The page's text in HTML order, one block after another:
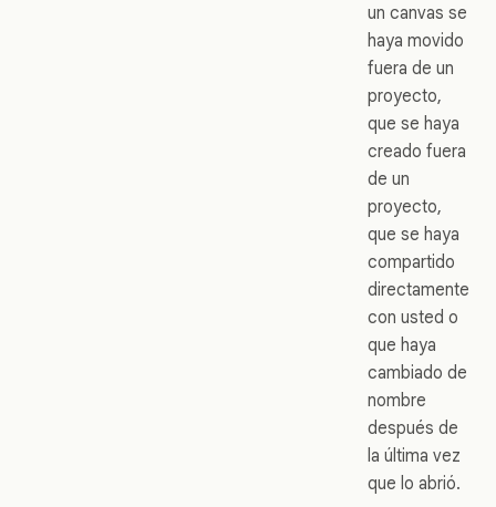
un canvas se
haya movido
fuera de un
proyecto,
que se haya
creado fuera
de un
proyecto,
que se haya
compartido
directamente
con usted o
que haya
cambiado de
nombre
después de
la última vez
que lo abrió.